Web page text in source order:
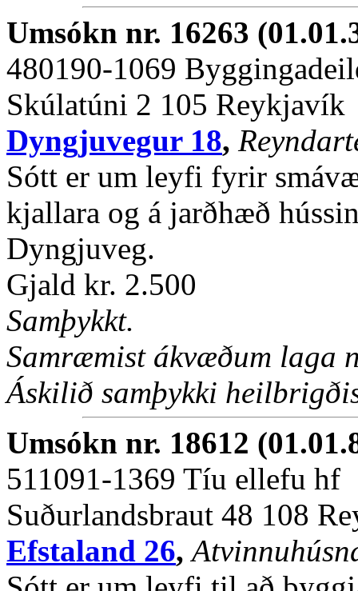
Umsókn nr. 16263
480190-1069
Skúlatúni 2 105 Reykjavík
Dyngjuvegur 18,
Sótt er um leyfi fyrir
kjallara og á jarðhæð
Dyngjuveg.
Gjald kr. 2.500
Samþykkt.
Samræmist ákvæðum laga
Áskilið samþykki
Umsókn nr. 18612
511091-1369 Tíu ellefu hf
Suðurlandsbraut 48 108
Efstaland 26,